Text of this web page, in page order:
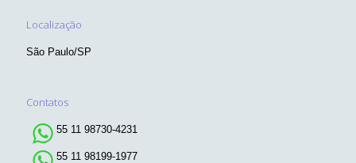
Localização
São Paulo/SP
Contatos
55 11 98730-4231
55 11 98199-1977